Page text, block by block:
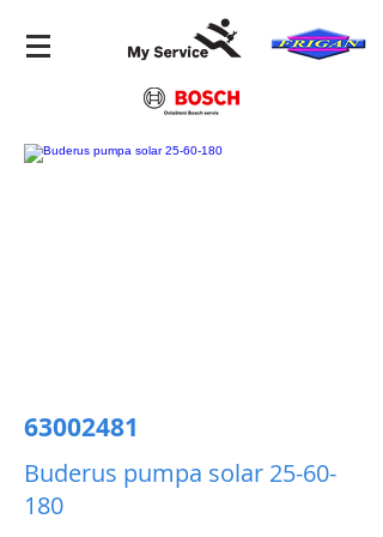
63002481
Buderus pumpa solar 25-60-
180